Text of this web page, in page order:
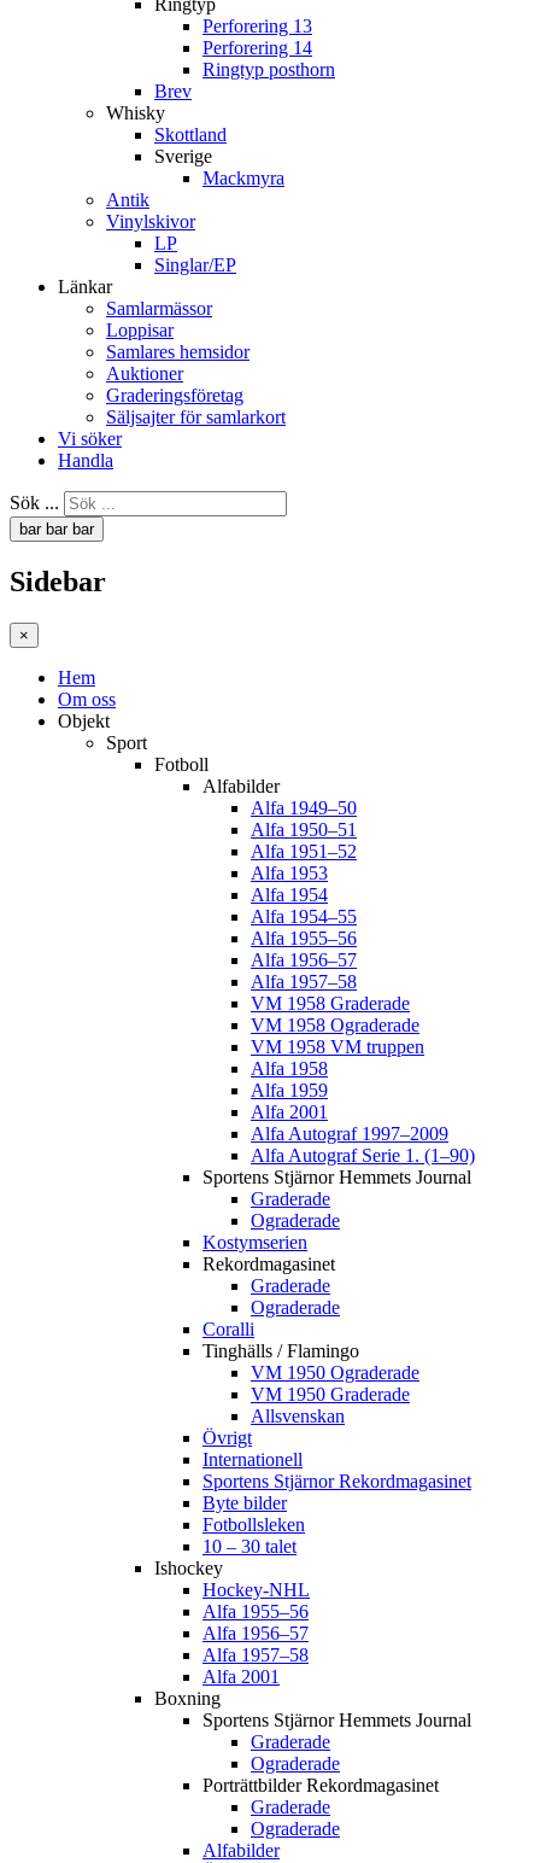
Ringtyp
Perforering 13
Perforering 14
Ringtyp posthorn
Brev
Whisky
Skottland
Sverige
Mackmyra
Antik
Vinylskivor
LP
Singlar/EP
Länkar
Samlarmässor
Loppisar
Samlares hemsidor
Auktioner
Graderingsföretag
Säljsajter för samlarkort
Vi söker
Handla
Sök ...
bar bar bar
Sidebar
×
Hem
Om oss
Objekt
Sport
Fotboll
Alfabilder
Alfa 1949–50
Alfa 1950–51
Alfa 1951–52
Alfa 1953
Alfa 1954
Alfa 1954–55
Alfa 1955–56
Alfa 1956–57
Alfa 1957–58
VM 1958 Graderade
VM 1958 Ograderade
VM 1958 VM truppen
Alfa 1958
Alfa 1959
Alfa 2001
Alfa Autograf 1997–2009
Alfa Autograf Serie 1. (1–90)
Sportens Stjärnor Hemmets Journal
Graderade
Ograderade
Kostymserien
Rekordmagasinet
Graderade
Ograderade
Coralli
Tinghälls / Flamingo
VM 1950 Ograderade
VM 1950 Graderade
Allsvenskan
Övrigt
Internationell
Sportens Stjärnor Rekordmagasinet
Byte bilder
Fotbollsleken
10 – 30 talet
Ishockey
Hockey-NHL
Alfa 1955–56
Alfa 1956–57
Alfa 1957–58
Alfa 2001
Boxning
Sportens Stjärnor Hemmets Journal
Graderade
Ograderade
Porträttbilder Rekordmagasinet
Graderade
Ograderade
Alfabilder